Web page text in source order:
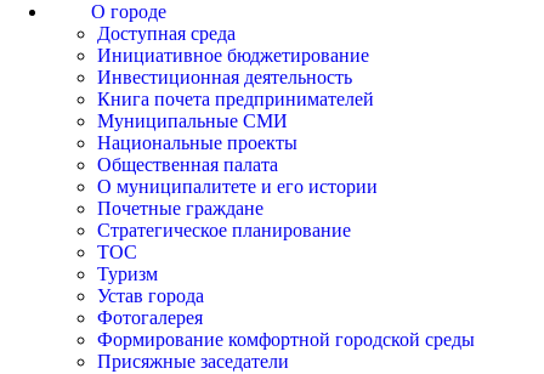
О городе
Доступная среда
Инициативное бюджетирование
Инвестиционная деятельность
Книга почета предпринимателей
Муниципальные СМИ
Национальные проекты
Общественная палата
О муниципалитете и его истории
Почетные граждане
Стратегическое планирование
ТОС
Туризм
Устав города
Фотогалерея
Формирование комфортной городской среды
Присяжные заседатели